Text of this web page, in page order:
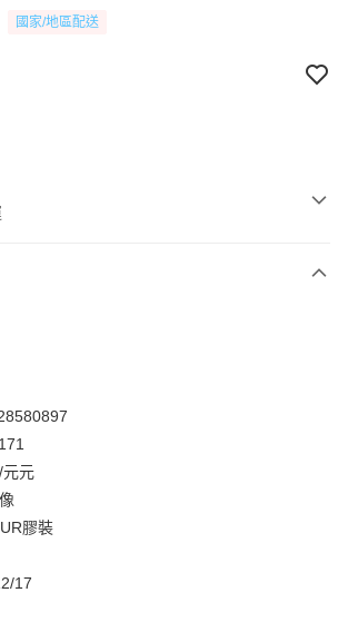
國家/地區配送
付」】
收到商品之後才付款」的支付方式。 讓您購物簡單
員、不需綁卡、不需儲值。
碼，簡訊認證，即可結帳。
／服務後，再付款。
結帳流程】
AFTEE先享後付」後，將跳轉至「AFTEE先享後付」
您將收到繳費通知簡訊。
含以上)免運費
含以上)免運費
元
膠裝
17